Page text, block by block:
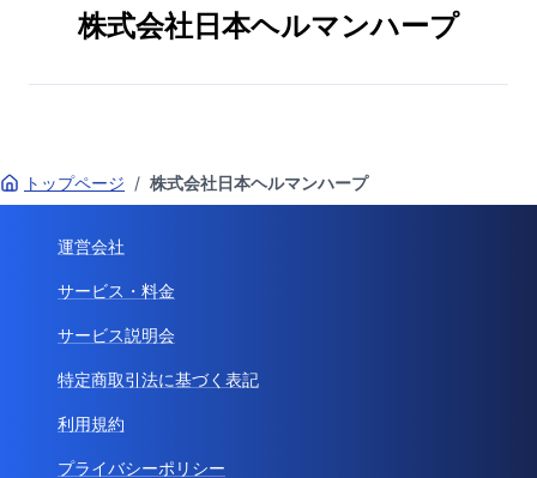
株式会社日本ヘルマンハープ
トップページ / 株式会社日本ヘルマンハープ
運営会社
サービス・料金
サービス説明会
特定商取引法に基づく表記
利用規約
プライバシーポリシー